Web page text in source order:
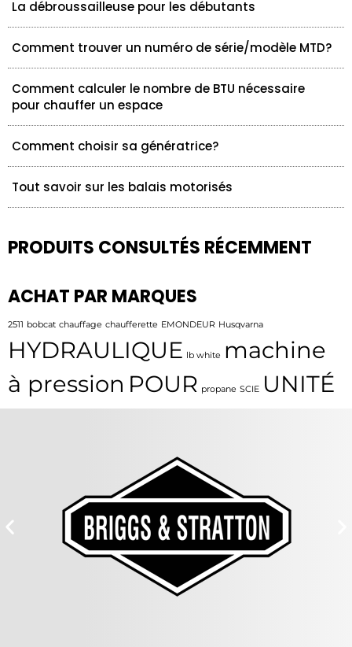
La débroussailleuse pour les débutants
Comment trouver un numéro de série/modèle MTD?
Comment calculer le nombre de BTU nécessaire
pour chauffer un espace
Comment choisir sa génératrice?
Tout savoir sur les balais motorisés
PRODUITS CONSULTÉS RÉCEMMENT
ACHAT PAR MARQUES
2511 bobcat chauffage chaufferette EMONDEUR Husqvarna
HYDRAULIQUE lb white machine
à pression POUR propane SCIE UNITÉ